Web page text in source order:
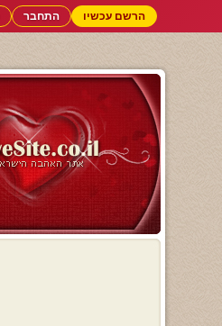
הרשם עכשיו התחבר